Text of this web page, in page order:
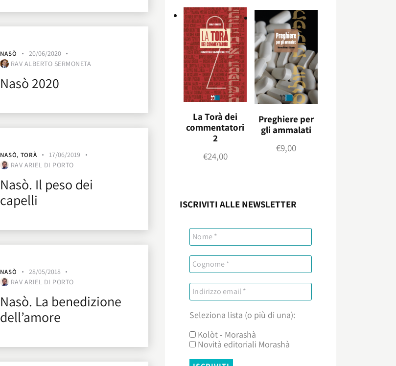
NASÒ
20/06/2020
RAV ALBERTO SERMONETA
Nasò 2020
NASÒ, TORÀ
17/06/2019
RAV ARIEL DI PORTO
Nasò. Il peso dei
capelli
NASÒ
28/05/2018
RAV ARIEL DI PORTO
Nasò. La benedizione
dell’amore
La Torà dei
commentatori
2
€24,00
Preghiere per
gli ammalati
€9,00
ISCRIVITI ALLE NEWSLETTER
Seleziona lista (o più di una):
Kolòt - Morashà
Novità editoriali Morashà